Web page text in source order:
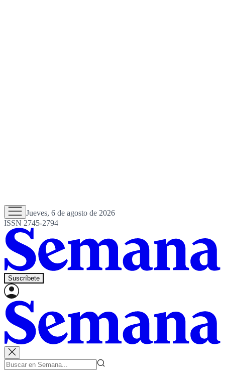
Jueves, 6 de agosto de 2026
ISSN 2745-2794
Suscríbete